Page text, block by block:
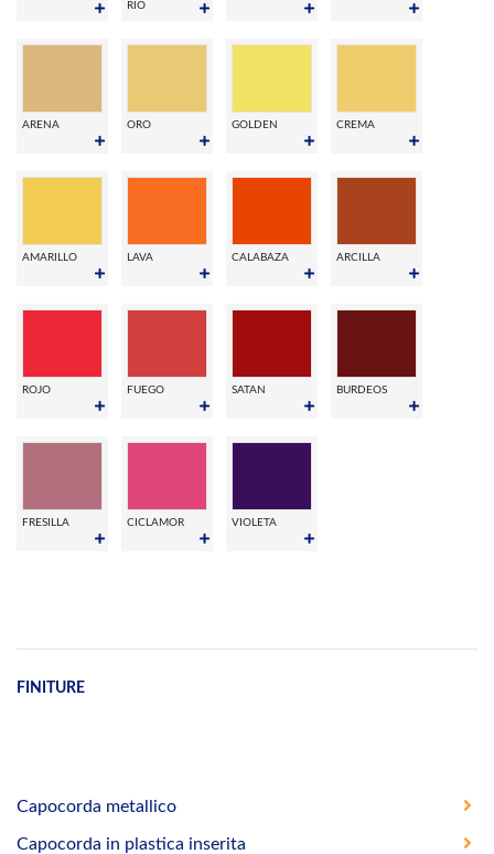
RIO
ARENA ORO GOLDEN CREMA
AMARILLO LAVA CALABAZA ARCILLA
ROJO FUEGO SATAN BURDEOS
FRESILLA CICLAMOR VIOLETA
FINITURE
Capocorda metallico
Capocorda in plastica inserita